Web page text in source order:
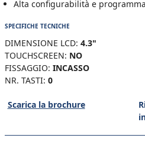
Alta configurabilità e
SPECIFICHE TECNICHE
DIMENSIONE LCD: 4.3"
TOUCHSCREEN: NO
FISSAGGIO: INCASSO
NR. TASTI: 0
Scarica la brochure